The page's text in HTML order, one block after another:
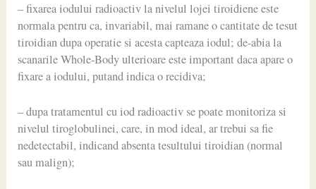
– fixarea iodului radioactiv la nivelul lojei tiroidiene este
normala pentru ca, invariabil, mai ramane o cantitate de tesut
tiroidian dupa operatie si acesta capteaza iodul; de-abia la
scanarile Whole-Body ulterioare este important daca apare o
fixare a iodului, putand indica o recidiva;
– dupa tratamentul cu iod radioactiv se poate monitoriza si
nivelul tiroglobulinei, care, in mod ideal, ar trebui sa fie
nedetectabil, indicand absenta tesultului tiroidian (normal
sau malign);